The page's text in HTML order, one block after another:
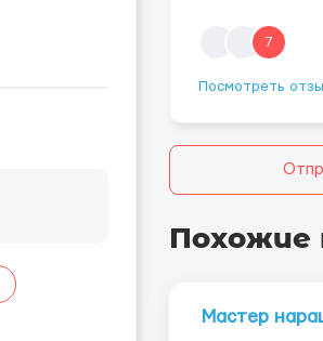
7
Посмотреть
Похожие
Мастер